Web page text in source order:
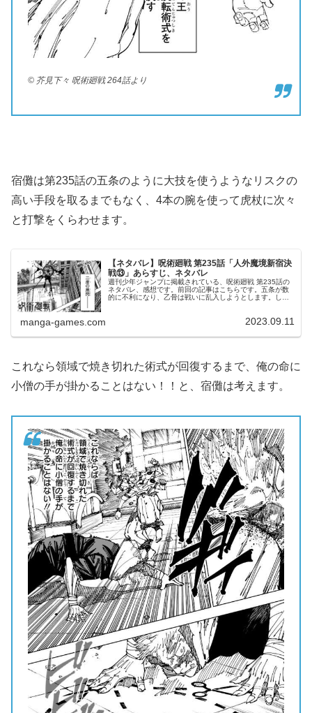
© 芥見下々 呪術廻戦 264話より
宿儺は第235話の五条のように大技を使うようなリスクの
高い手段を取るまでもなく、4本の腕を使って虎杖に次々
と打撃をくらわせます。
【ネタバレ】呪術廻戦 第235話「人外魔境新宿決
戦⑬」あらすじ、ネタバレ
週刊少年ジャンプに掲載されている、呪術廻戦 第235話の
ネタバレ、感想です。前回の記事はこちらです。五条が数
的に不利になり、乙骨は戦いに乱入しようとします。しか
manga-games.com 2023.09.11
これなら領域で焼き切れた術式が回復するまで、俺の命に
小僧の手が掛かることはない！！と、宿儺は考えます。